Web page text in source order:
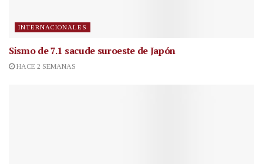
INTERNACIONALES
Sismo de 7.1 sacude suroeste de Japón
HACE 2 SEMANAS